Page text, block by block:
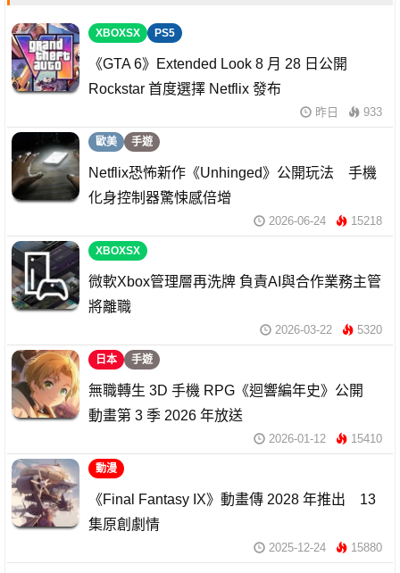
XBOXSX PS5
《GTA 6》Extended Look 8 月 28 日公開
Rockstar 首度選擇 Netflix 發布
昨日 933
歐美 手遊
Netflix恐怖新作《Unhinged》公開玩法 手機
化身控制器驚悚感倍增
2026-06-24 15218
XBOXSX
微軟Xbox管理層再洗牌 負責AI與合作業務主管
將離職
2026-03-22 5320
日本 手遊
無職轉生 3D 手機 RPG《迴響編年史》公開
動畫第 3 季 2026 年放送
2026-01-12 15410
動漫
《Final Fantasy IX》動畫傳 2028 年推出 13
集原創劇情
2025-12-24 15880